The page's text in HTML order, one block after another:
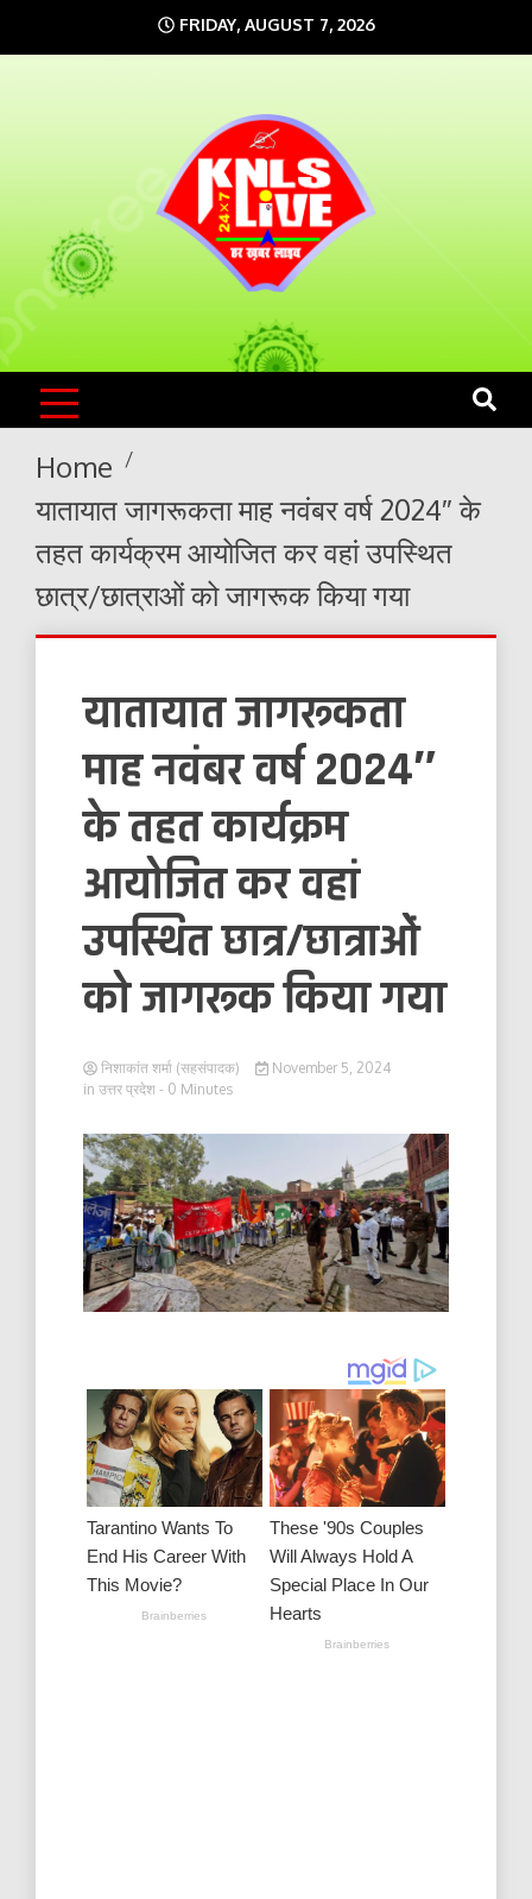
to
FRIDAY, AUGUST 7, 2026
KNLS LIVE
India`s No.1 News Portal
Home
यातायात जागरूकता माह नवंबर वर्ष 2024″ के
तहत कार्यक्रम आयोजित कर वहां उपस्थित
छात्र/छात्राओं को जागरूक किया गया
यातायात जागरूकता
माह नवंबर वर्ष 2024″
के तहत कार्यक्रम
आयोजित कर वहां
उपस्थित छात्र/छात्राओं
को जागरूक किया गया
निशाकांत शर्मा (सहसंपादक)
November 5, 2024
in उत्तर प्रदेश - 0 Minutes